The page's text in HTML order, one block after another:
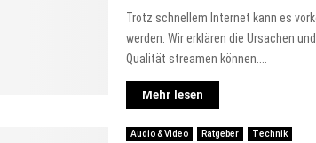
Trotz schnellem Internet kann es
werden. Wir erklären die Ursachen
Qualität streamen können....
Mehr lesen
Audio & Video Ratgeber Technik